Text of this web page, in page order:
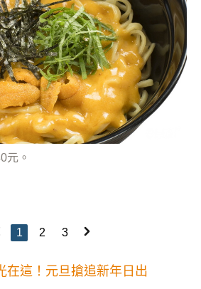
元。
1 2 3
在這！元旦搶追新年日出